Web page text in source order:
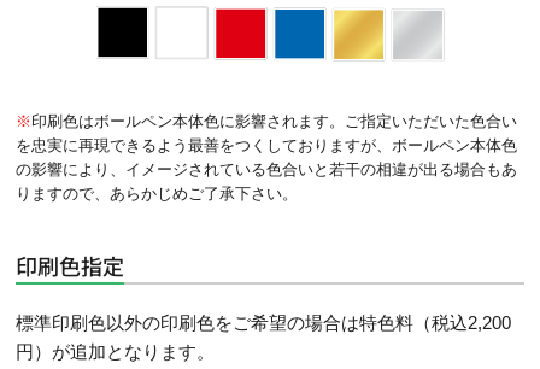
※ 印刷色はボールペン本体色に影響されます。ご指定いただいた色合い
を忠実に再現できるよう最善をつくしておりますが、ボールペン本体色
の影響により、イメージされている色合いと若干の相違が出る場合もあ
りますので、あらかじめご了承下さい。
印刷色指定
標準印刷色以外の印刷色をご希望の場合は特色料（税込2,200
円）が追加となります。